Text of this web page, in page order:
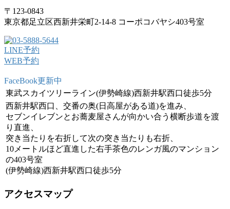
〒123-0843
東京都足立区西新井栄町2-14-8 コーポコバヤシ403号室
LINE予約
WEB予約
FaceBook更新中
東武スカイツリーライン(伊勢崎線)西新井駅西口徒歩5分
西新井駅西口、交番の奥(日高屋がある道)を進み、
セブンイレブンとお蕎麦屋さんが向かい合う横断歩道を渡
り直進、
突き当たりを右折して次の突き当たりも右折、
10メートルほど直進した右手茶色のレンガ風のマンション
の403号室
(伊勢崎線)西新井駅西口徒歩5分
アクセスマップ